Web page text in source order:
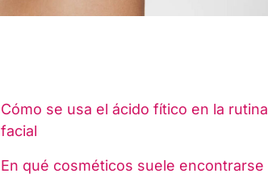
Cómo se usa el ácido fítico en la rutina
facial
En qué cosméticos suele encontrarse